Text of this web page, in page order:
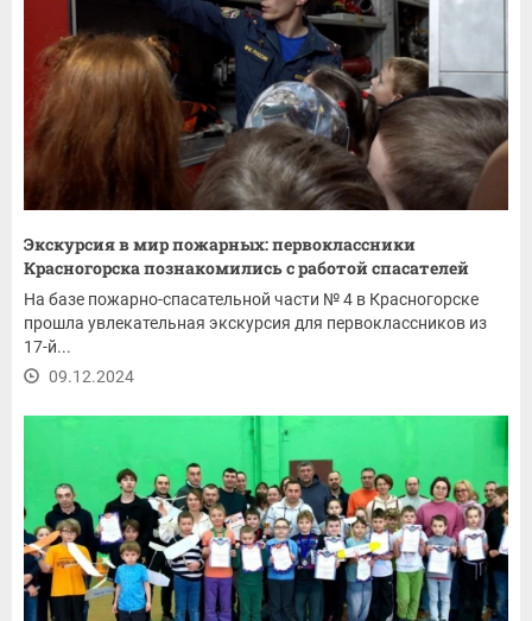
Экскурсия в мир пожарных: первоклассники
Красногорска познакомились с работой спасателей
На базе пожарно-спасательной части № 4 в Красногорске
прошла увлекательная экскурсия для первоклассников из
17-й...
09.12.2024